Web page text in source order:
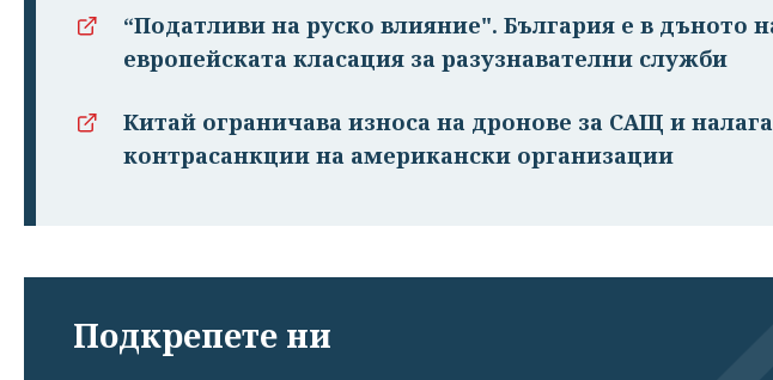
“Податливи на руско влияние". България е в дъното
европейската класация за разузнавателни служби
Китай ограничава износа на дронове за САЩ и налага
контрасанкции на американски организации
Подкрепете ни